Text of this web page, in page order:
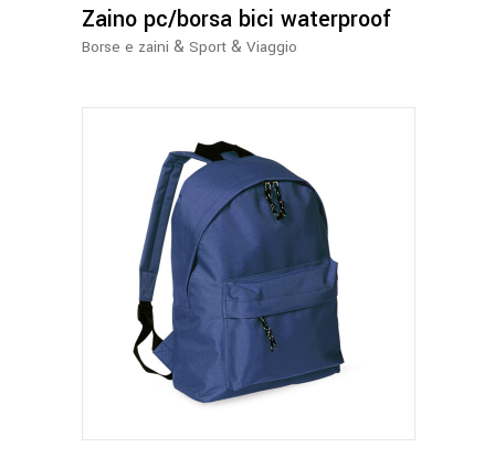
possono
essere
del
prodotto
Zaino pc/borsa bici waterproof
Borse e zaini & Sport & Viaggio
Questo
prodotto
ha
più
varianti.
opzioni